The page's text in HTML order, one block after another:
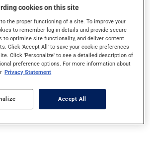
bien toléré et il est rare
soient rapportés par ceux
des réactions mineures
mais elles disparaissent d'elles-
sans intervention. Si vous croyez
la cause d'un problème qui vous
pas à en parler avec vos
la santé. Ils pourront vous aider à
traitement en est la source et, au
à bien gérer la situation.
cookies on this site
the proper functioning of a site. To improve your
to remember log-in details and provide secure
to optimise site functionality, and deliver content
Click 'Accept All' to save your cookie preferences
Click 'Personalize' to see a detailed description of
preference options. For more information about
Privacy Statement
Accept All